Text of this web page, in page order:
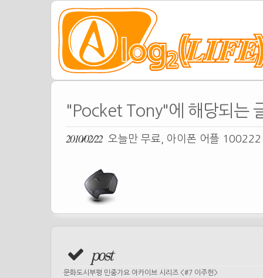
"Pocket Tony"에 해당되는
2010/02/22 오늘만 무료, 아이폰 어플
post
문화도시부평 민중가요 아카이브 시리즈 <#7 이주헌>